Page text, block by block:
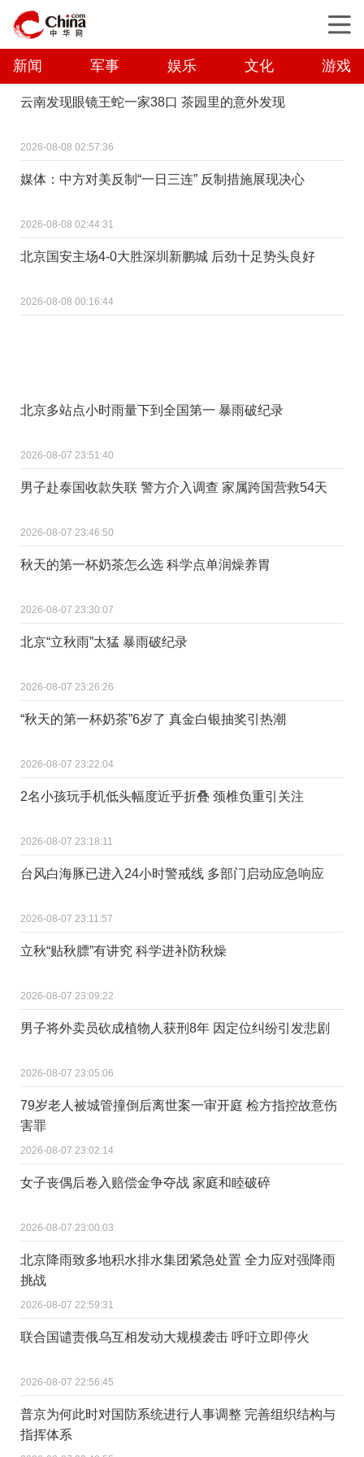
新闻 军事 娱乐 文化 游戏
云南发现眼镜王蛇一家38口 茶园里的意外发现
2026-08-08 02:57:36
媒体：中方对美反制“一日三连” 反制措施展现决心
2026-08-08 02:44:31
北京国安主场4-0大胜深圳新鹏城 后劲十足势头良好
2026-08-08 00:16:44
北京多站点小时雨量下到全国第一 暴雨破纪录
2026-08-07 23:51:40
男子赴泰国收款失联 警方介入调查 家属跨国营救54天
2026-08-07 23:46:50
秋天的第一杯奶茶怎么选 科学点单润燥养胃
2026-08-07 23:30:07
北京“立秋雨”太猛 暴雨破纪录
2026-08-07 23:26:26
“秋天的第一杯奶茶”6岁了 真金白银抽奖引热潮
2026-08-07 23:22:04
2名小孩玩手机低头幅度近乎折叠 颈椎负重引关注
2026-08-07 23:18:11
台风白海豚已进入24小时警戒线 多部门启动应急响应
2026-08-07 23:11:57
立秋“贴秋膘”有讲究 科学进补防秋燥
2026-08-07 23:09:22
男子将外卖员砍成植物人获刑8年 因定位纠纷引发悲剧
2026-08-07 23:05:06
79岁老人被城管撞倒后离世案一审开庭 检方指控故意伤
害罪
2026-08-07 23:02:14
女子丧偶后卷入赔偿金争夺战 家庭和睦破碎
2026-08-07 23:00:03
北京降雨致多地积水排水集团紧急处置 全力应对强降雨
挑战
2026-08-07 22:59:31
联合国谴责俄乌互相发动大规模袭击 呼吁立即停火
2026-08-07 22:56:45
普京为何此时对国防系统进行人事调整 完善组织结构与
指挥体系